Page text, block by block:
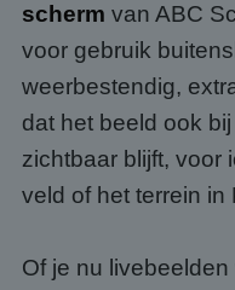
scherm van ABC
voor gebruik
weerbestendig,
dat het beeld ook
zichtbaar blijft, voor
veld of het terrein in
Of je nu